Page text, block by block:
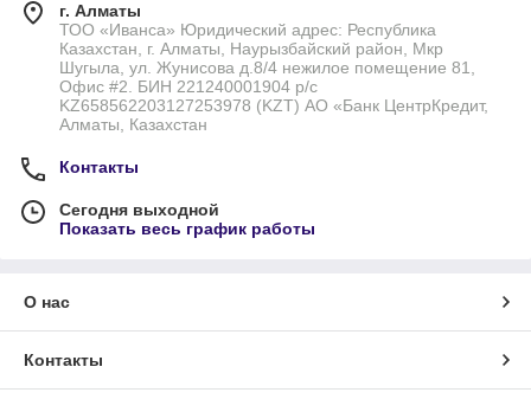
г. Алматы
ТОО «Иванса» Юридический адрес: Республика
Казахстан, г. Алматы, Наурызбайский район, Мкр
Шугыла, ул. Жунисова д.8/4 нежилое помещение 81,
Офис #2. БИН 221240001904 р/с
KZ658562203127253978 (KZT) АО «Банк ЦентрКредит,
Алматы, Казахстан
Контакты
Сегодня выходной
Показать весь график работы
О нас
Контакты